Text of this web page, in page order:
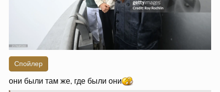
Спойлер
они были там же, где были они